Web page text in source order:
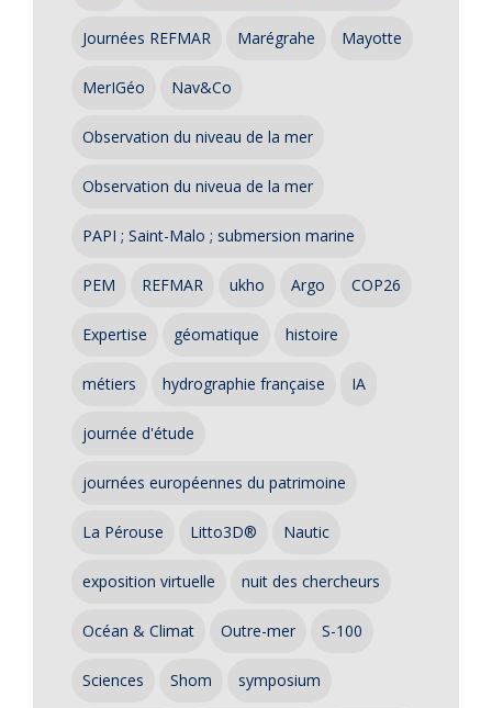
Journées REFMAR Marégrahe Mayotte
MerIGéo Nav&Co
Observation du niveau de la mer
Observation du niveua de la mer
PAPI ; Saint-Malo ; submersion marine
PEM REFMAR ukho Argo COP26
Expertise géomatique histoire
métiers hydrographie française IA
journée d'étude
journées européennes du patrimoine
La Pérouse Litto3D® Nautic
exposition virtuelle nuit des chercheurs
Océan & Climat Outre-mer S-100
Sciences Shom symposium